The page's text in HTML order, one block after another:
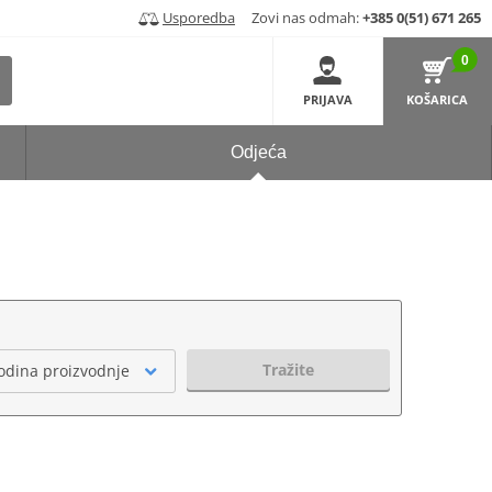
Usporedba Zovi nas odmah:+385 0(51) 671 265
PRIJAVA
0
KOŠARICA
Odjeća
proizvodnje Tražite